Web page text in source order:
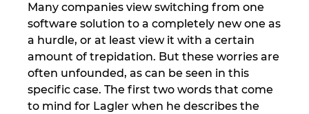
Many companies view switching from one
software solution to a completely new one as
a hurdle, or at least view it with a certain
amount of trepidation. But these worries are
often unfounded, as can be seen in this
specific case. The first two words that come
to mind for Lagler when he describes the